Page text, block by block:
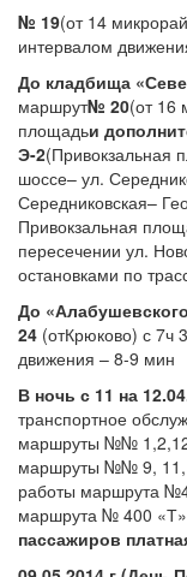
№ 19(от 14
интервалом
До кладбища
маршрут№ 20(от 16
площадьи
Э-2(Привокзальная
шоссе– ул.
Середниковская–
Привокзальная
пересечении ул.
остановками по
До
24 (отКрюково) с 7ч
движения – 8-9 мин
В ночь с 11 на
транспортное
маршруты №№
маршруты №№ 9, 11,
работы маршрута
маршрута № 400 «Т»
пассажиров